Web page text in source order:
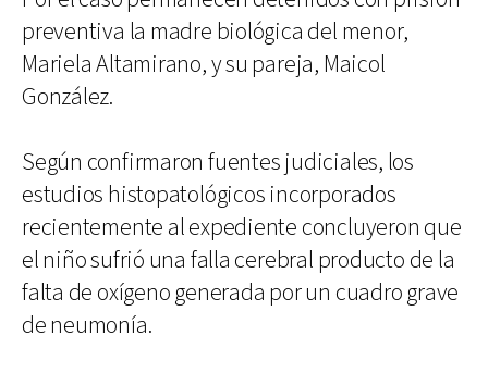
preventiva la madre biológica del menor,
Mariela Altamirano, y su pareja, Maicol
González.
Según confirmaron fuentes judiciales, los
estudios histopatológicos incorporados
recientemente al expediente concluyeron que
el niño sufrió una falla cerebral producto de la
falta de oxígeno generada por un cuadro grave
de neumonía.